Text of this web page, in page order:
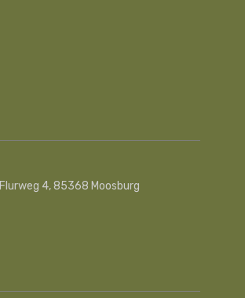
Flurweg 4, 85368 Moosburg